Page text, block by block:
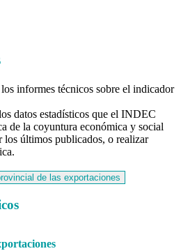
informes técnicos sobre el indicador
datos estadísticos que el INDEC
de la coyuntura económica y social
los últimos publicados, o realizar